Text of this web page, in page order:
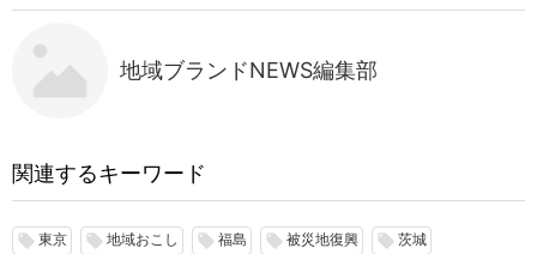
地域ブランドNEWS編集部
関連するキーワード
local_offer 東京 local_offer 地域おこし local_offer 福島 local_offer 被災地復興 local_offer 茨城